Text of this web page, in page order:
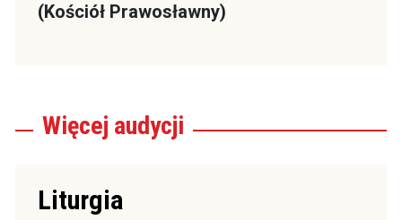
(Kościół Prawosławny)
Więcej audycji
Liturgia